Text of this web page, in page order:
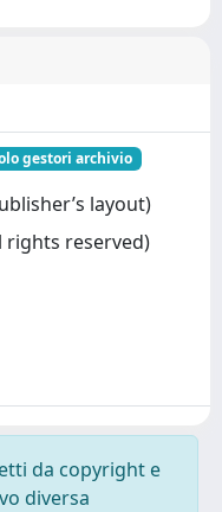
gestori archivio
layout)
rights reserved)
da copyright e
diversa